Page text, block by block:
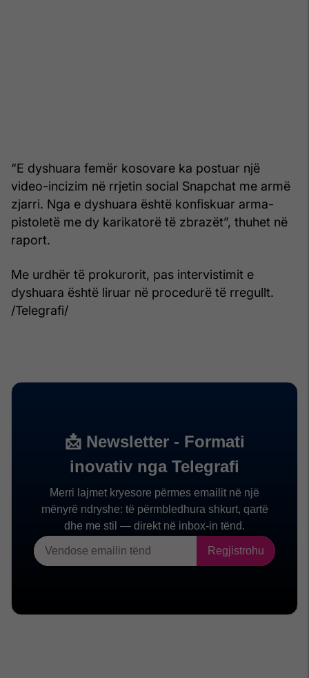
“E dyshuara femër kosovare ka postuar një
video-incizim në rrjetin social Snapchat me armë
zjarri. Nga e dyshuara është konfiskuar arma-
pistoletë me dy karikatorë të zbrazët”, thuhet në
raport.
Me urdhër të prokurorit, pas intervistimit e
dyshuara është liruar në procedurë të rregullt.
/Telegrafi/